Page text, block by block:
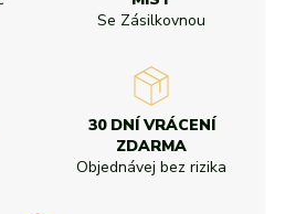
Se Zásilkovnou
30 DNÍ VRÁCENÍ
ZDARMA
Objednávej bez rizika